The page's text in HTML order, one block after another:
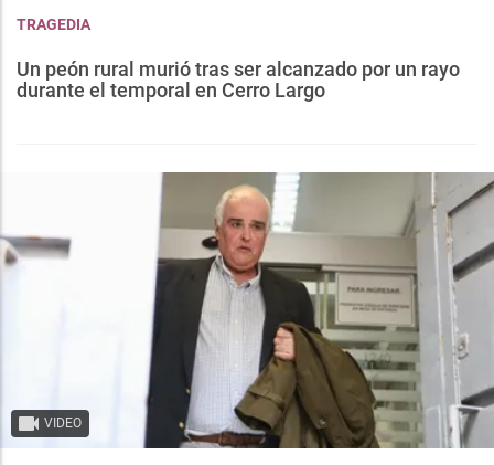
TRAGEDIA
Un peón rural murió tras ser alcanzado por un rayo
durante el temporal en Cerro Largo
VIDEO